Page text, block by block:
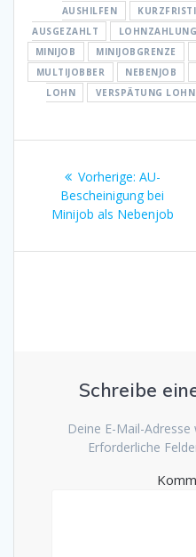
AUSHILFEN
AUSGEZAHLT
LOHNZAHLUNG
MINIJOB
MINIJOBGRENZE
MULTIJOBBER
NEBENJOB
LOHN
VERSPÄTUNG LOHN
Vorherige: Vorheriger
Beitrag:
AU-
Bescheinigung bei
Minijob als Nebenjob
Schreibe
Deine E-Mail-
Erforderliche